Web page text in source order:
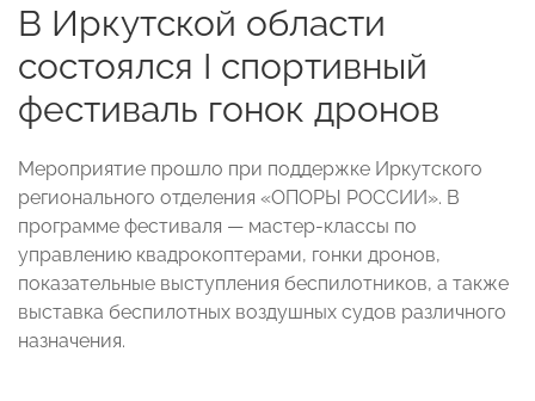
В Иркутской области
состоялся I спортивный
фестиваль гонок дронов
Мероприятие прошло при поддержке Иркутского
регионального отделения «ОПОРЫ РОССИИ». В
программе фестиваля — мастер-классы по
управлению квадрокоптерами, гонки дронов,
показательные выступления беспилотников, а также
выставка беспилотных воздушных судов различного
назначения.